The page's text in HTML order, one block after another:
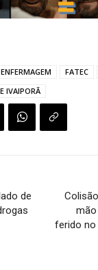
ENFERMAGEM FATEC
IVAIPORÃ
de
ferido no